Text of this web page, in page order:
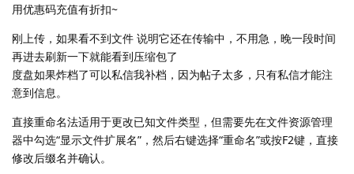
用优惠码充值有折扣~
刚上传，如果看不到文件 说明它还在传输中，不用急，晚一段时间
再进去刷新一下就能看到压缩包了
度盘如果炸档了可以私信我补档，因为帖子太多，只有私信才能注
意到信息。
直接重命名法适用于更改已知文件类型，但需要先在文件资源管理
器中勾选“显示文件扩展名”，然后右键选择“重命名”或按F2键，直接
修改后缀名并确认。